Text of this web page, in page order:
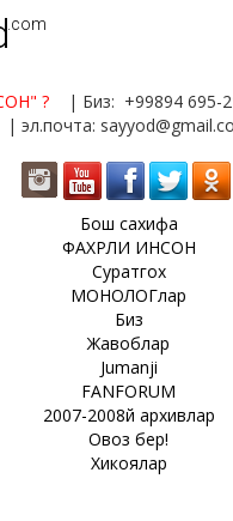
.com
?
| Биз: +99894 695-
| эл.почта:
Бош сахифа
ФАХРЛИ ИНСОН
Суратгох
МОНОЛОГлар
Биз
Жавоблар
Jumanji
FANFORUM
2007-2008й архивлар
Овоз бер!
Хикоялар